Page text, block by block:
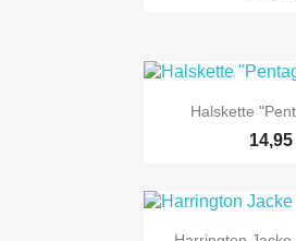

Halskette
14,95